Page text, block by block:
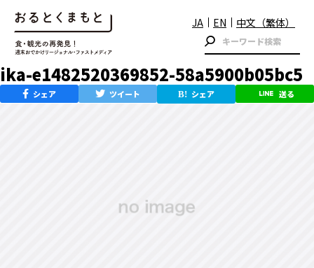
JA EN 中文（繁体）
ika-e1482520369852-58a5900b05bc5
シェア ツイート シェア 送る